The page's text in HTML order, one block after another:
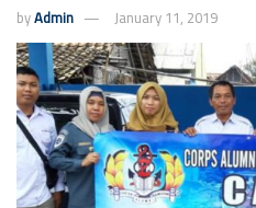
byAdmin January 11, 2019